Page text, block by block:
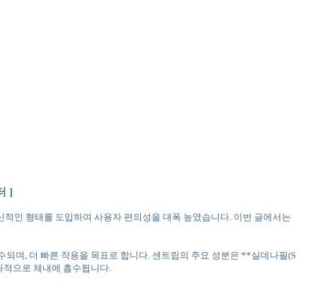
]
인 형태를 도입하여 사용자 편의성을 대폭 높였습니다. 이번 글에서는
며, 더 빠른 작용을 목표로 합니다. 센트립의 주요 성분은 **실데나필(S
으로 체내에 흡수됩니다.